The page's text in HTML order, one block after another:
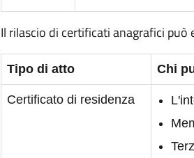
Il rilascio di certificati anagrafici può
Tipo di atto Chi
Certificato di residenza